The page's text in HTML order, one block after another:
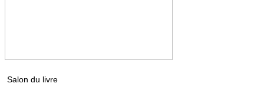
Salon du livre